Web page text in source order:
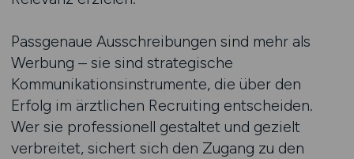
Passgenaue Ausschreibungen sind mehr als
Werbung – sie sind strategische
Kommunikationsinstrumente, die über den
Erfolg im ärztlichen Recruiting entscheiden.
Wer sie professionell gestaltet und gezielt
verbreitet, sichert sich den Zugang zu den